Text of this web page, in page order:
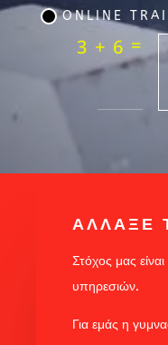
ONLINE
3 + 6 =
ΑΛΛΑΞΕ
Στόχος μας
υπηρεσιών.
Για εμάς η